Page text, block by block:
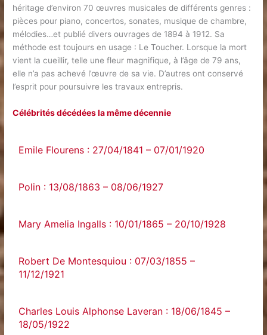
héritage d’environ 70 œuvres musicales de différents genres :
pièces pour piano, concertos, sonates, musique de chambre,
mélodies…et publié divers ouvrages de 1894 à 1912. Sa
méthode est toujours en usage : Le Toucher. Lorsque la mort
vient la cueillir, telle une fleur magnifique, à l’âge de 79 ans,
elle n’a pas achevé l’œuvre de sa vie. D’autres ont conservé
l’esprit pour poursuivre les travaux entrepris.
Célébrités décédées la même décennie
Emile Flourens : 27/04/1841 – 07/01/1920
Polin : 13/08/1863 – 08/06/1927
Mary Amelia Ingalls : 10/01/1865 – 20/10/1928
Robert De Montesquiou : 07/03/1855 –
11/12/1921
Charles Louis Alphonse Laveran : 18/06/1845 –
18/05/1922